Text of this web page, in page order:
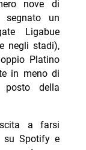
nove di
segnato un
Ligabue
negli stadi),
Platino
in meno di
della
a farsi
su Spotify e